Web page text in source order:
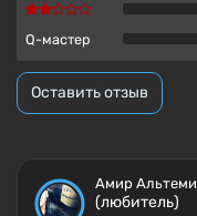
Q-мастер
Оставить отзыв
Амир
(любитель)